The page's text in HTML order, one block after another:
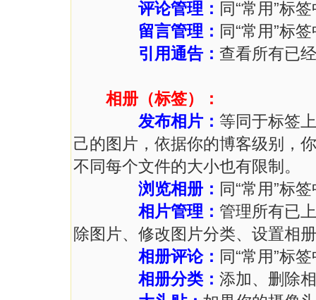
评论管理： 同“常用”标
留言管理： 同“常用”标
引用通告： 查看所有已
相册（标签）：
发布相片： 等同于标签
己的图片，依据你的博客级别，
不同每个文件的大小也有限制。
浏览相册： 同“常用”标
相片管理： 管理所有已
除图片、修改图片分类、设置相
相册评论： 同“常用”标
相册分类： 添加、删除